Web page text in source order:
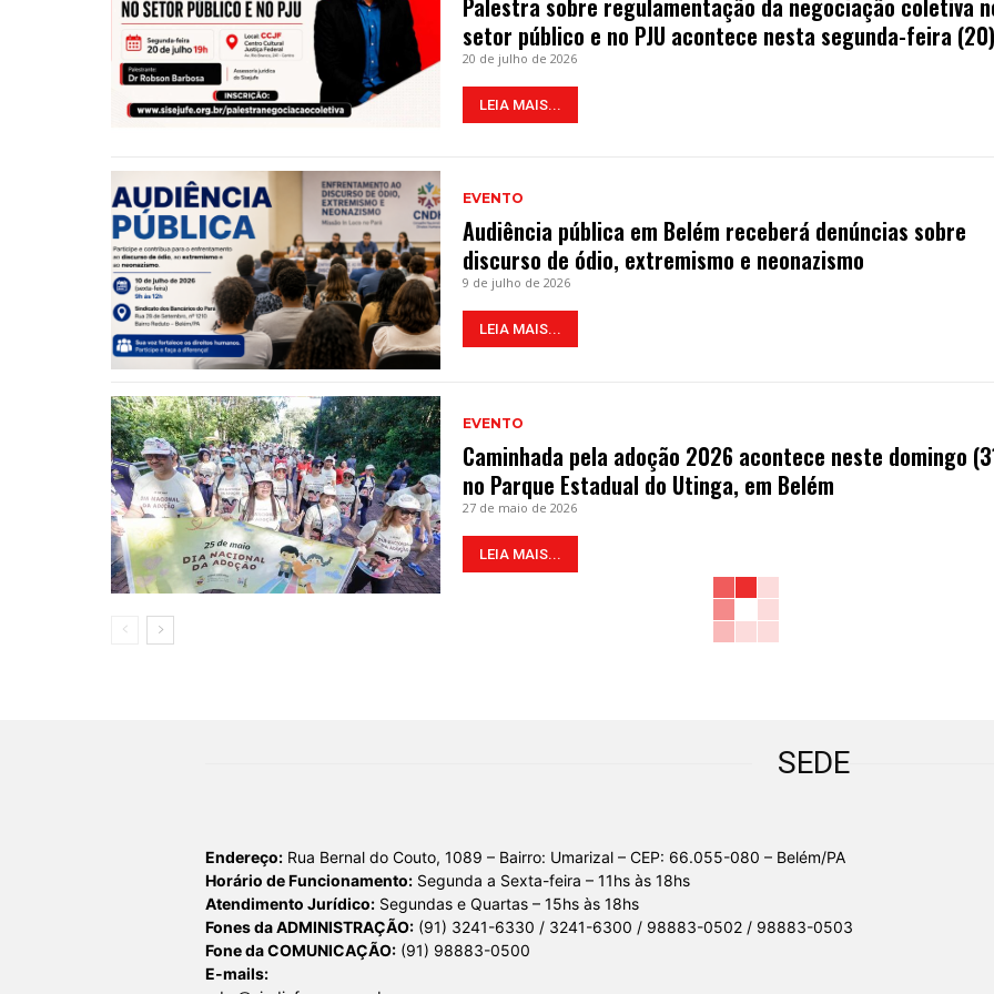
Palestra sobre regulamentação da negociação coletiva
setor público e no PJU acontece nesta segunda-feira (20)
20 de julho de 2026
LEIA MAIS...
EVENTO
Audiência pública em Belém receberá denúncias sobre
discurso de ódio, extremismo e neonazismo
9 de julho de 2026
LEIA MAIS...
EVENTO
Caminhada pela adoção 2026 acontece neste domingo
no Parque Estadual do Utinga, em Belém
27 de maio de 2026
LEIA MAIS...
SEDE
Endereço: Rua Bernal do Couto, 1089 – Bairro: Umarizal – CEP: 66.055-080 – Belém/PA
Horário de Funcionamento: Segunda a Sexta-feira – 11hs às 18hs
Atendimento Jurídico: Segundas e Quartas – 15hs às 18hs
Fones da ADMINISTRAÇÃO: (91) 3241-6330 / 3241-6300 / 98883-0502 / 98883-0503
Fone da COMUNICAÇÃO: (91) 98883-0500
E-mails: